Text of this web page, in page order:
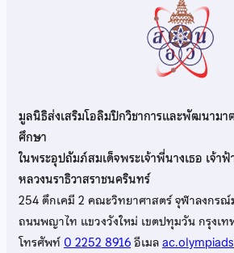
มูลนิธิส่งเสริมโอลิมปิกวิชาการและพัฒนามา
ศึกษา
ในพระอุปถัมภ์สมเด็จพระเจ้าพี่นางเธอ เจ้
หลวงนราธิวาสราชนครินทร์
254 ตึกเคมี 2 คณะวิทยาศาสตร์ จุฬาลงกร
ถนนพญาไท แขวงวังใหม่ เขตปทุมวัน กรุงเ
โทรศัพท์0 2252 8916อีเมล